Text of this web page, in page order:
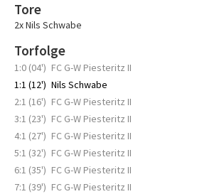
Tore
2x Nils Schwabe
Torfolge
1:0 (04') FC G-W Piesteritz II
1:1 (12') Nils Schwabe
2:1 (16') FC G-W Piesteritz II
3:1 (23') FC G-W Piesteritz II
4:1 (27') FC G-W Piesteritz II
5:1 (32') FC G-W Piesteritz II
6:1 (35') FC G-W Piesteritz II
7:1 (39') FC G-W Piesteritz II